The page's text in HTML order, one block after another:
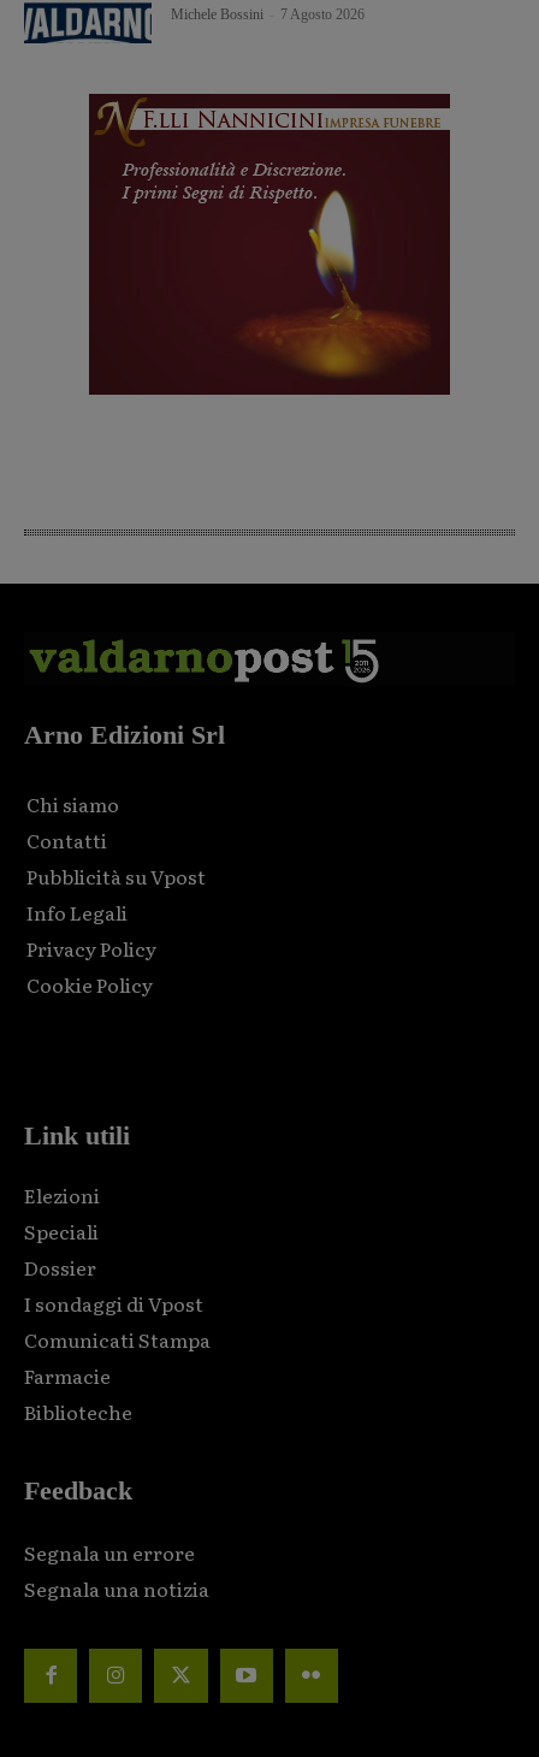
Michele Bossini 7 Agosto 2026
Arno Edizioni Srl
Chi siamo
Contatti
Pubblicità su Vpost
Info Legali
Privacy Policy
Cookie Policy
Link utili
Elezioni
Speciali
Dossier
I sondaggi di Vpost
Comunicati Stampa
Farmacie
Biblioteche
Feedback
Segnala un errore
Segnala una notizia